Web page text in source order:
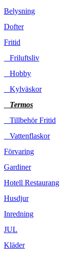
Belysning
Dofter
Fritid
Friluftsliv
Hobby
Kylväskor
Termos
Tillbehör Fritid
Vattenflaskor
Förvaring
Gardiner
Hotell Restaurang
Husdjur
Inredning
JUL
Kläder